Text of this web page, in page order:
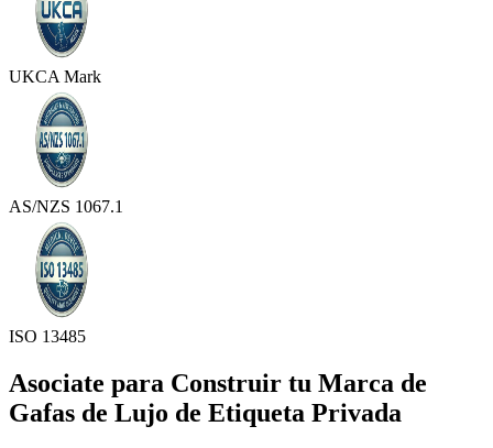
UKCA Mark
AS/NZS 1067.1
ISO 13485
Asociate para Construir tu Marca de
Gafas de Lujo de Etiqueta Privada